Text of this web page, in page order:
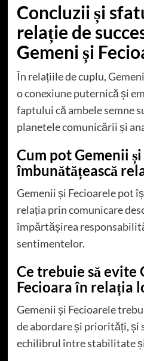
Concluzii și
relație de
Gemeni și
În relațiile de cuplu,
o conexiune puternică și
faptului că ambele semne
planetele comunicării și
Cum pot Gemenii și
îmbunătățească
Gemenii și Fecioarele pot
relația prin comunicare
împărtășirea
sentimentelor.
Ce trebuie să evite
Fecioara în relația
Gemenii și Fecioarele
de abordare și priorități, și
echilibrul între stabilitate